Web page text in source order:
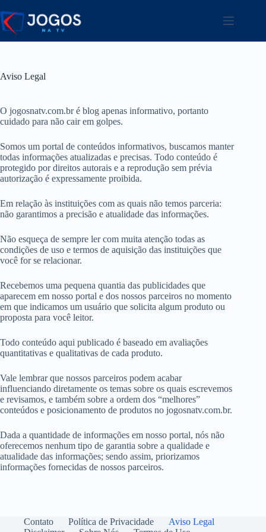
para
o
conteúdo
Aviso Legal
O jogosnatv.com.br é blog apenas informativo, portanto
cuidado para não cair em golpes.
Somos um portal de conteúdos informativos, buscamos manter
todas informações atualizadas e precisas. Todo conteúdo é
protegido por direitos autorais e a reprodução sem prévia
autorização é expressamente proibida.
Em relação às instituições com as quais não temos parceria:
não garantimos a precisão e atualidade das informações.
Não esqueça de sempre ler com muita atenção todas as
condições de uso e termos de aquisição das instituições que
você for se relacionar.
Recebemos uma pequena quantia das publicidades que
aparecem em nosso portal e dos nossos parceiros no momento
em que indicamos um usuário que solicita algum produto ou
proposta para você leitor.
Todo conteúdo aqui publicado é baseado em avaliações
quantitativas e qualitativas de cada produto.
Vale lembrar que nossos parceiros podem acabar
influenciando diretamente os temas sobre os quais escrevemos
e revisamos, e também sobre a ordem dos “melhores”
conteúdos e posicionamento de produtos no jogosnatv.com.br.
Dada a quantidade de informações em nosso portal, nós não
oferecemos nenhum tipo de garantia sobre a qualidade e
atualidade das informações; sendo assim, priorizamos
informações fornecidas de nossos parceiros.
Contato Política de Privacidade
Aviso Legal